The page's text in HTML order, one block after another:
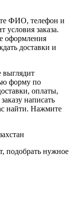
ФИО, телефон и
условия заказа.
оформления
доставки и
выглядит
форму по
оплаты,
написать
найти. Нажмите
подобрать нужное